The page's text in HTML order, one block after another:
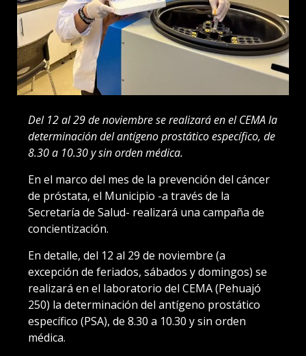
Del 12 al 29 de noviembre se realizará en el CEMA la
determinación del antígeno prostático específico, de
8.30 a 10.30 y sin orden médica.
En el marco del mes de la prevención del cáncer
de próstata, el Municipio -a través de la
Secretaría de Salud- realizará una campaña de
concientización.
En detalle, del 12 al 29 de noviembre (a
excepción de feriados, sábados y domingos) se
realizará en el laboratorio del CEMA (Pehuajó
250) la determinación del antígeno prostático
específico (PSA), de 8.30 a 10.30 y sin orden
médica.